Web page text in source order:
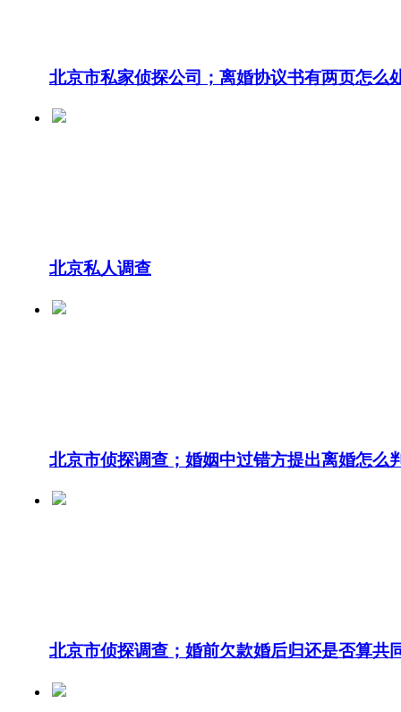
北京市私家侦探公司；离婚协议书有两页怎么
北京私人调查
北京市侦探调查；婚姻中过错方提出离婚怎么
北京市侦探调查；婚前欠款婚后归还是否算共